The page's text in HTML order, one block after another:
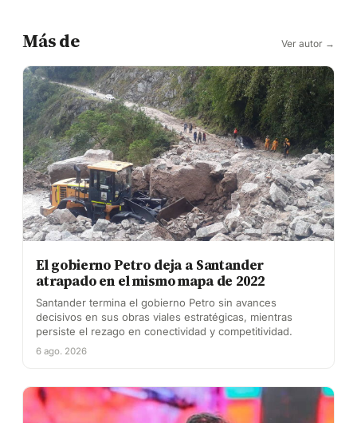
Más de Ver autor →
El gobierno Petro deja a Santander
atrapado en el mismo mapa de 2022
Santander termina el gobierno Petro sin avances
decisivos en sus obras viales estratégicas, mientras
persiste el rezago en conectividad y competitividad.
6 ago. 2026